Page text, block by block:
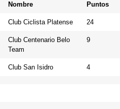
Nombre Puntos
Club Ciclista Platense 24
Club Centenario Belo
Team
9
Club San Isidro 4